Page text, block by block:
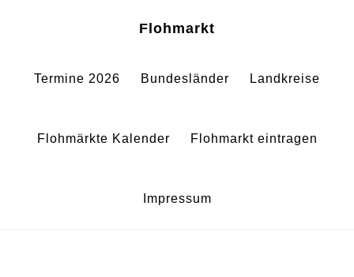
springen
springen
Flohmarkt
Termine 2026 Bundesländer Landkreise
Flohmärkte Kalender Flohmarkt eintragen
Impressum